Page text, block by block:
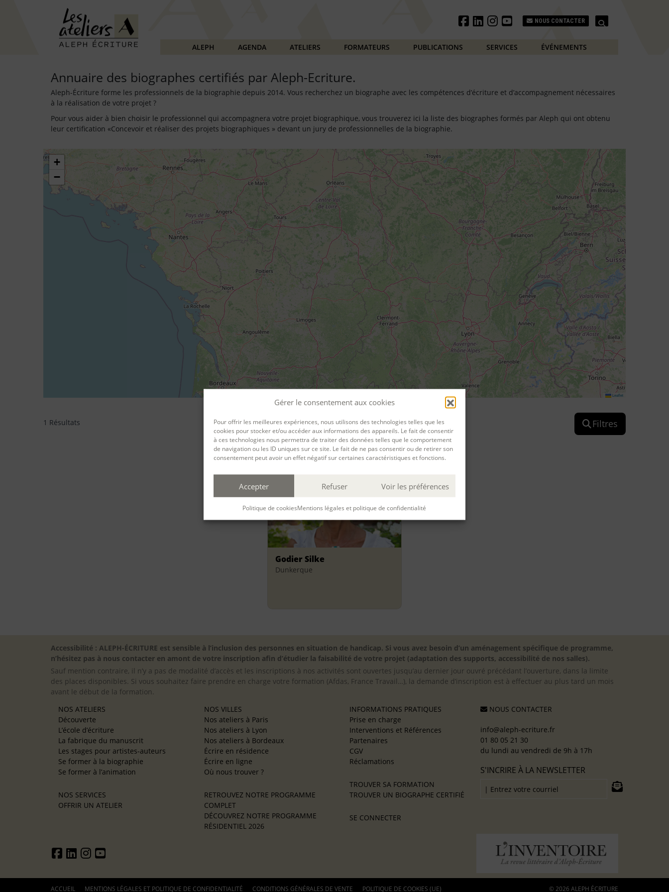
Gérer le consentement aux cookies
Pour offrir les meilleures expériences, nous utilisons des technologies telles que les
cookies pour stocker et/ou accéder aux informations des appareils. Le fait de consentir
à ces technologies nous permettra de traiter des données telles que le comportement
de navigation ou les ID uniques sur ce site. Le fait de ne pas consentir ou de retirer son
consentement peut avoir un effet négatif sur certaines caractéristiques et fonctions.
Accepter Refuser Voir les préférences
Politique de cookiesMentions légales et politique de confidentialité
NOUS CONTACTER
ALEPH AGENDA ATELIERS FORMATEURS PUBLICATIONS SERVICES ÉVÉNEMENTS
Annuaire des biographes certifiés par Aleph-Ecriture.
Aleph-Écriture forme les professionnels de la biographie depuis 2014. Vous recherchez un biographe avec les compétences d’écriture et d’accompagnement nécessaires
à la réalisation de votre projet ?
Pour vous aider à bien choisir le professionnel qui accompagnera votre projet biographique, vous trouverez ici la liste des biographes formés par Aleph qui ont obtenu
leur certification «Concevoir et réaliser des projets biographiques » devant un jury de professionnelles de la biographie.
+
−
Leaflet
1 Résultats Filtres
Godier Silke
Dunkerque
Accessibilité : ALEPH-ÉCRITURE est sensible à l’inclusion des personnes en situation de handicap. Si vous avez besoin d’un aménagement spécifique de programme,
n’hésitez pas à nous contacter en amont de votre inscription afin d’étudier la faisabilité de votre projet (adaptation des supports, accessibilité de nos salles).
Sauf mention contraire, il n’y a pas de modalité d’accès et les inscriptions à nos activités sont ouvertes jusqu’au dernier jour ouvré précédant l’ouverture, dans la limite
des places disponibles. Si vous souhaitez faire prendre en charge votre formation (Afdas, France Travail…), la demande d’inscription est à effectuer au plus tard un mois
avant le début de la formation.
NOS ATELIERS
Découverte
L’école d’écriture
La fabrique du manuscrit
Les stages pour artistes-auteurs
Se former à la biographie
Se former à l’animation
NOS SERVICES
OFFRIR UN ATELIER
NOS VILLES
Nos ateliers à Paris
Nos ateliers à Lyon
Nos ateliers à Bordeaux
Écrire en résidence
Écrire en ligne
Où nous trouver ?
RETROUVEZ NOTRE PROGRAMME
COMPLET
DÉCOUVREZ NOTRE PROGRAMME
RÉSIDENTIEL 2026
INFORMATIONS PRATIQUES
Prise en charge
Interventions et Références
Partenaires
CGV
Réclamations
TROUVER SA FORMATION
TROUVER UN BIOGRAPHE CERTIFIÉ
SE CONNECTER
NOUS CONTACTER
info@aleph-ecriture.fr
01 80 05 21 30
du lundi au vendredi de 9h à 17h
S'INCRIRE À LA NEWSLETTER
ACCUEIL MENTIONS LÉGALES ET POLITIQUE DE CONFIDENTIALITÉ CONDITIONS GÉNÉRALES DE VENTE POLITIQUE DE COOKIES (UE) © 2026 ALEPH ÉCRITURE